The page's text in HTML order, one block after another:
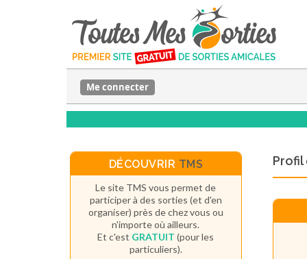
Me connecter
DÉCOUVRIR TMS
Le site TMS vous permet de
participer à des sorties (et d'en
organiser) près de chez vous ou
n'importe où ailleurs.
Et c'est GRATUIT (pour les
particuliers).